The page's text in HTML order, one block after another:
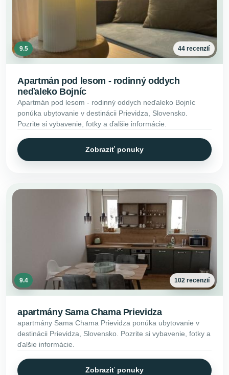
9.5 44 recenzií
Apartmán pod lesom - rodinný oddych
neďaleko Bojníc
Apartmán pod lesom - rodinný oddych neďaleko Bojníc
ponúka ubytovanie v destinácii Prievidza, Slovensko.
Pozrite si vybavenie, fotky a ďalšie informácie.
Zobraziť ponuky
9.4 102 recenzií
apartmány Sama Chama Prievidza
apartmány Sama Chama Prievidza ponúka ubytovanie v
destinácii Prievidza, Slovensko. Pozrite si vybavenie, fotky a
ďalšie informácie.
Zobraziť ponuky